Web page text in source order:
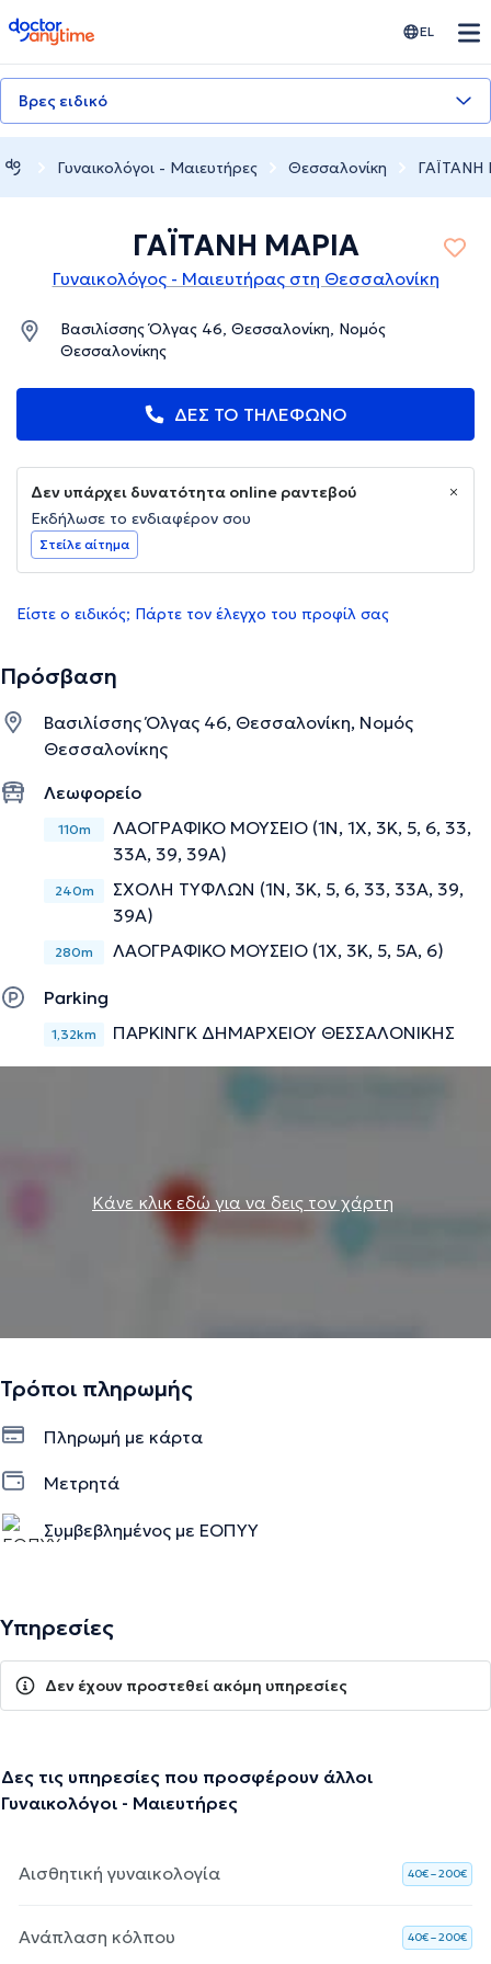
doctoranytime EL
Βρες ειδικό
Γυναικολόγοι - Μαιευτήρες Θεσσαλονίκη ΓΑΪΤΑΝΗ
ΓΑΪΤΑΝΗ ΜΑΡΙΑ
Γυναικολόγος - Μαιευτήρας στη Θεσσαλονίκη
Βασιλίσσης Όλγας 46, Θεσσαλονίκη, Νομός
Θεσσαλονίκης
ΔΕΣ ΤΟ ΤΗΛΕΦΩΝΟ
Δεν υπάρχει δυνατότητα online ραντεβού
Εκδήλωσε το ενδιαφέρον σου
Στείλε αίτημα
Είστε ο ειδικός; Πάρτε τον έλεγχο του προφίλ σας
Πρόσβαση
Βασιλίσσης Όλγας 46, Θεσσαλονίκη, Νομός
Θεσσαλονίκης
Λεωφορείο
110m
ΛΑΟΓΡΑΦΙΚΟ ΜΟΥΣΕΙΟ (1Ν, 1X, 3Κ, 5, 6, 33,
33Α, 39, 39Α)
240m
ΣΧΟΛΗ ΤΥΦΛΩΝ (1Ν, 3Κ, 5, 6, 33, 33Α, 39,
39Α)
280m ΛΑΟΓΡΑΦΙΚΟ ΜΟΥΣΕΙΟ (1Χ, 3Κ, 5, 5Α, 6)
Parking
1,32km ΠΑΡΚΙΝΓΚ ΔΗΜΑΡΧΕΙΟΥ ΘΕΣΣΑΛΟΝΙΚΗΣ
Κάνε κλικ εδώ για να δεις τον χάρτη
Τρόποι πληρωμής
Πληρωμή με κάρτα
Μετρητά
Συμβεβλημένος με ΕΟΠΥΥ
Υπηρεσίες
Δεν έχουν προστεθεί ακόμη υπηρεσίες
Δες τις υπηρεσίες που προσφέρουν άλλοι
Γυναικολόγοι - Μαιευτήρες
Αισθητική γυναικολογία 40€ – 200€
Ανάπλαση κόλπου 40€ – 200€